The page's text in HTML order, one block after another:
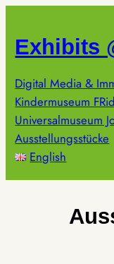
springen
Exhibits
Digital Media &
Kindermuseum
Universalmuseum
Ausstellungsstücke
English